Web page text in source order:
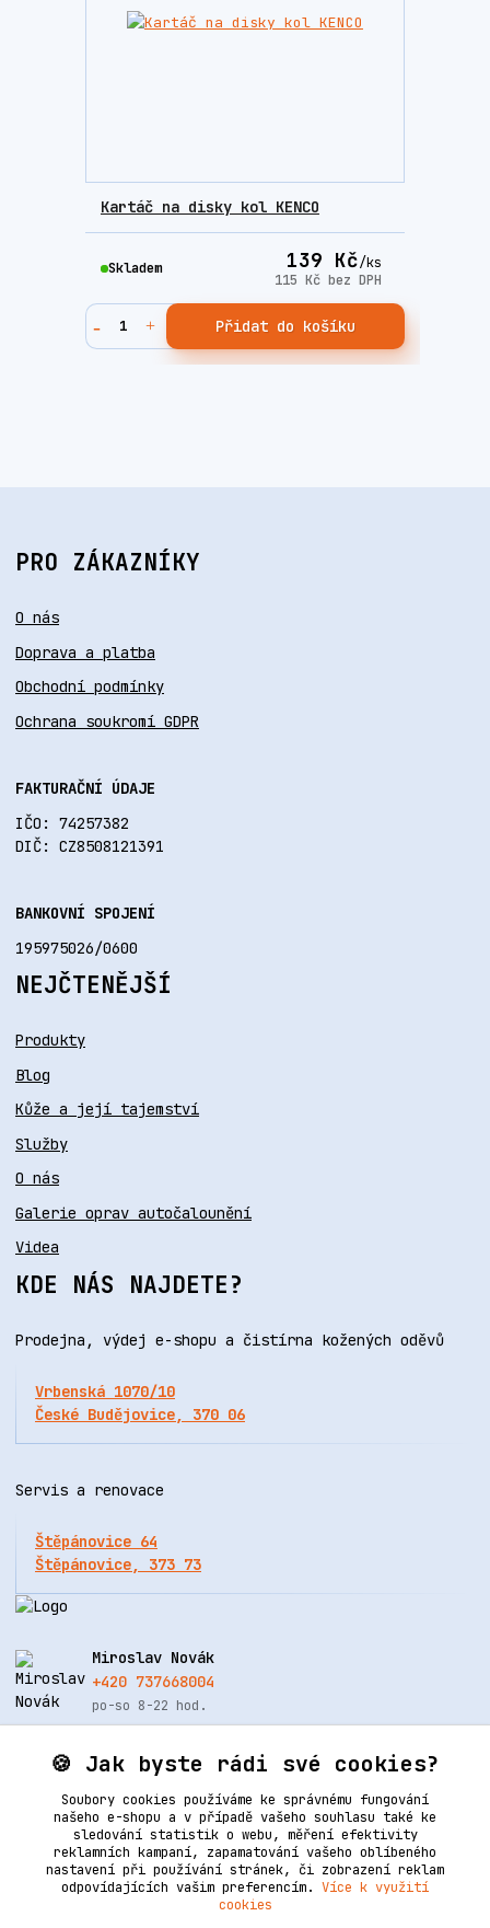
Kartáč na disky kol KENCO
139 Kč/ks
115 Kč bez DPH
Skladem
Přidat do košíku
PRO ZÁKAZNÍKY
O nás
Doprava a platba
Obchodní podmínky
Ochrana soukromí GDPR
FAKTURAČNÍ ÚDAJE
IČO: 74257382
DIČ: CZ8508121391
BANKOVNÍ SPOJENÍ
195975026/0600
NEJČTENĚJŠÍ
Produkty
Blog
Kůže a její tajemství
Služby
O nás
Galerie oprav autočalounění
Videa
KDE NÁS NAJDETE?
Prodejna, výdej e-shopu a čistírna kožených oděvů
Vrbenská 1070/10
České Budějovice, 370 06
Servis a renovace
Štěpánovice 64
Štěpánovice, 373 73
Miroslav Novák
+420 737668004
po-so 8-22 hod.
info@renovacekuze.cz
🍪 Jak byste rádi své cookies?
Soubory cookies používáme ke správnému fungování
našeho e-shopu a v případě vašeho souhlasu také ke
sledování statistik o webu, měření efektivity
reklamních kampaní, zapamatování vašeho oblíbeného
nastavení při používání stránek, či zobrazení reklam
odpovídajících vašim preferencím. Více k využití
cookies